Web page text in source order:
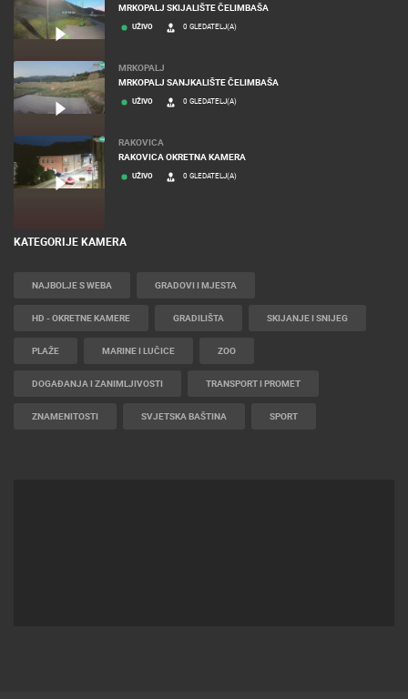
MRKOPALJ SKIJALIŠTE ČELIMBAŠA
UŽIVO 0 GLEDATELJ(A)
MRKOPALJ
MRKOPALJ SANJKALIŠTE ČELIMBAŠA
UŽIVO 0 GLEDATELJ(A)
RAKOVICA
RAKOVICA OKRETNA KAMERA
UŽIVO 0 GLEDATELJ(A)
KATEGORIJE KAMERA
NAJBOLJE S WEBA GRADOVI I MJESTA
HD - OKRETNE KAMERE GRADILIŠTA SKIJANJE I SNIJEG
PLAŽE MARINE I LUČICE ZOO
DOGAĐANJA I ZANIMLJIVOSTI TRANSPORT I PROMET
ZNAMENITOSTI SVJETSKA BAŠTINA SPORT